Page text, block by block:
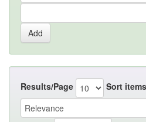
Results/Page Sort